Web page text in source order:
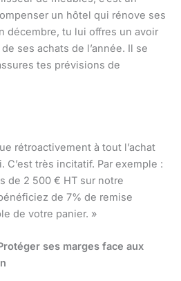
un hôtel qui rénove ses
décembre, tu lui offres un avoir
ses achats de l’année. Il se
tes prévisions de
rétroactivement à tout l’achat
C’est très incitatif. Par exemple :
de 2 500 € HT sur notre
de 7% de remise
de votre panier. »
ses marges face aux